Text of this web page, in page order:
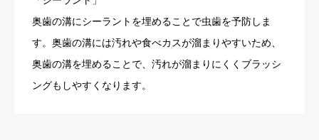
奥歯の溝にシーラントを埋めることで虫歯を予防しま
す。奥歯の溝には汚れや食べカスが溜まりやすいため、
奥歯の溝を埋めることで、汚れが溜まりにくくブラッシ
ングもしやすくなります。